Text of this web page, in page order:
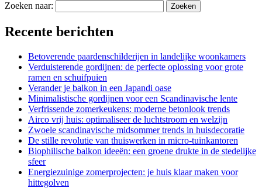
Zoeken naar:
Recente berichten
Betoverende paardenschilderijen in landelijke woonkamers
Verduisterende gordijnen: de perfecte oplossing voor grote
ramen en schuifpuien
Verander je balkon in een Japandi oase
Minimalistische gordijnen voor een Scandinavische lente
Verfrissende zomerkeukens: moderne betonlook trends
Airco vrij huis: optimaliseer de luchtstroom en welzijn
Zwoele scandinavische midsommer trends in huisdecoratie
De stille revolutie van thuiswerken in micro-tuinkantoren
Biophilische balkon ideeën: een groene drukte in de stedelijke
sfeer
Energiezuinige zomerprojecten: je huis klaar maken voor
hittegolven